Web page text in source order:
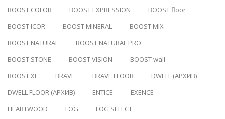
BOOST COLOR
BOOST EXPRESSION
BOOST floor
BOOST ICOR
BOOST MINERAL
BOOST MIX
BOOST NATURAL
BOOST NATURAL PRO
BOOST STONE
BOOST VISION
BOOST wall
BOOST XL
BRAVE BRAVE FLOOR
DWELL (АРХИВ)
DWELL FLOOR (АРХИВ)
ENTICE
EXENCE
HEARTWOOD
LOG
LOG SELECT